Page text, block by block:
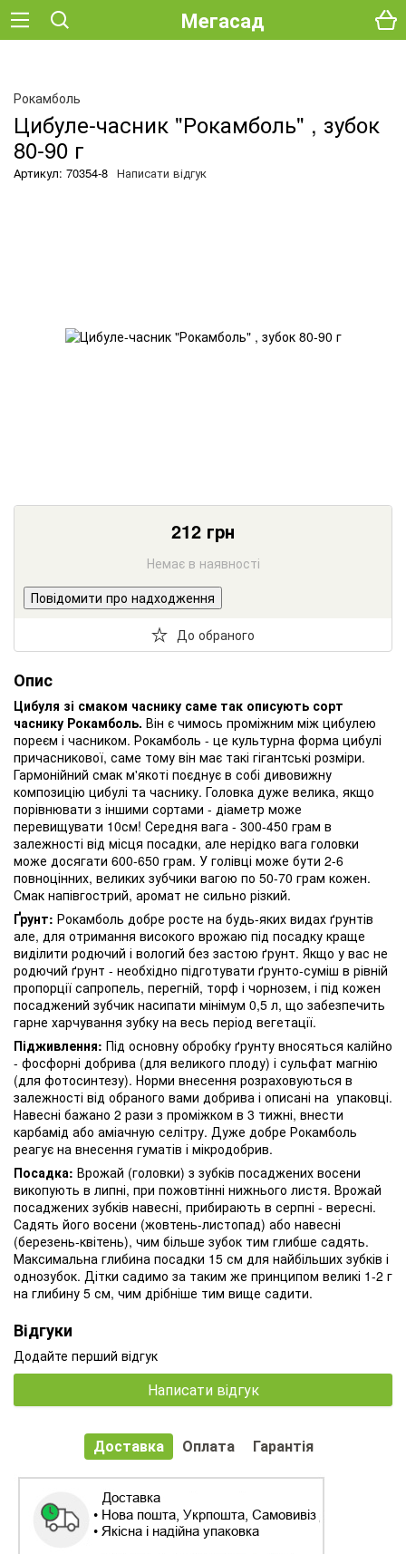
Мегасад
Рокамболь
Цибуле-часник "Рокамболь" , зубок
80-90 г
Артикул: 70354-8 Написати відгук
212 грн
Немає в наявності
Повідомити про надходження
До обраного
Опис
Цибуля зі смаком часнику саме так описують сорт
часнику Рокамболь. Він є чимось проміжним між цибулею
пореєм і часником. Рокамболь - це культурна форма цибулі
причасникової, саме тому він має такі гігантські розміри.
Гармонійний смак м'якоті поєднує в собі дивовижну
композицію цибулі та часнику. Головка дуже велика, якщо
порівнювати з іншими сортами - діаметр може
перевищувати 10см! Середня вага - 300-450 грам в
залежності від місця посадки, але нерідко вага головки
може досягати 600-650 грам. У голівці може бути 2-6
повноцінних, великих зубчики вагою по 50-70 грам кожен.
Смак напівгострий, аромат не сильно різкий.
Ґрунт: Рокамболь добре росте на будь-яких видах ґрунтів
але, для отримання високого врожаю під посадку краще
виділити родючий і вологий без застою ґрунт. Якщо у вас не
родючий ґрунт - необхідно підготувати ґрунто-суміш в рівній
пропорції сапропель, перегній, торф і чорнозем, і під кожен
посаджений зубчик насипати мінімум 0,5 л, що забезпечить
гарне харчування зубку на весь період вегетації.
Підживлення: Під основну обробку ґрунту вносяться калійно
- фосфорні добрива (для великого плоду) і сульфат магнію
(для фотосинтезу). Норми внесення розраховуються в
залежності від обраного вами добрива і описані на упаковці.
Навесні бажано 2 рази з проміжком в 3 тижні, внести
карбамід або аміачную селітру. Дуже добре Рокамболь
реагує на внесення гуматів і мікродобрив.
Посадка: Врожай (головки) з зубків посаджених восени
викопують в липні, при пожовтінні нижнього листя. Врожай
посаджених зубків навесні, прибирають в серпні - вересні.
Садять його восени (жовтень-листопад) або навесні
(березень-квітень), чим більше зубок тим глибше садять.
Максимальна глибина посадки 15 см для найбільших зубків і
однозубок. Дітки садимо за таким же принципом великі 1-2 г
на глибину 5 см, чим дрібніше тим вище садити.
Відгуки
Додайте перший відгук
Написати відгук
Доставка Оплата Гарантія